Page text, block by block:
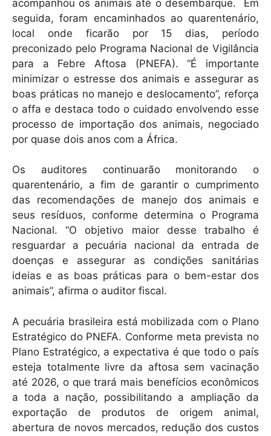
acompanhou os animais até o desembarque. Em
seguida, foram encaminhados ao quarentenário,
local onde ficarão por 15 dias, período
preconizado pelo Programa Nacional de Vigilância
para a Febre Aftosa (PNEFA). “É importante
minimizar o estresse dos animais e assegurar as
boas práticas no manejo e deslocamento”, reforça
o affa e destaca todo o cuidado envolvendo esse
processo de importação dos animais, negociado
por quase dois anos com a África.
Os auditores continuarão monitorando o
quarentenário, a fim de garantir o cumprimento
das recomendações de manejo dos animais e
seus resíduos, conforme determina o Programa
Nacional. “O objetivo maior desse trabalho é
resguardar a pecuária nacional da entrada de
doenças e assegurar as condições sanitárias
ideias e as boas práticas para o bem-estar dos
animais”, afirma o auditor fiscal.
A pecuária brasileira está mobilizada com o Plano
Estratégico do PNEFA. Conforme meta prevista no
Plano Estratégico, a expectativa é que todo o país
esteja totalmente livre da aftosa sem vacinação
até 2026, o que trará mais benefícios econômicos
a toda a nação, possibilitando a ampliação da
exportação de produtos de origem animal,
abertura de novos mercados, redução dos custos